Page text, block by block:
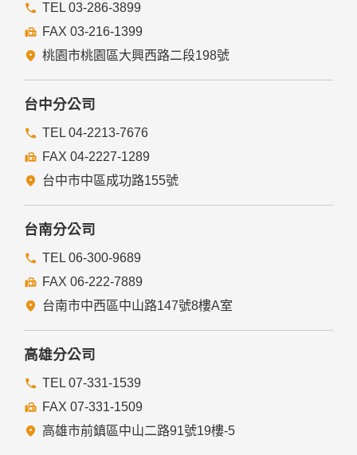
TEL 03-286-3899
FAX 03-216-1399
桃園市桃園區大興西路二段198號
台中分公司
TEL 04-2213-7676
FAX 04-2227-1289
台中市中區成功路155號
台南分公司
TEL 06-300-9689
FAX 06-222-7889
台南市中西區中山路147號8樓A室
高雄分公司
TEL 07-331-1539
FAX 07-331-1509
高雄市前鎮區中山二路91號19樓-5